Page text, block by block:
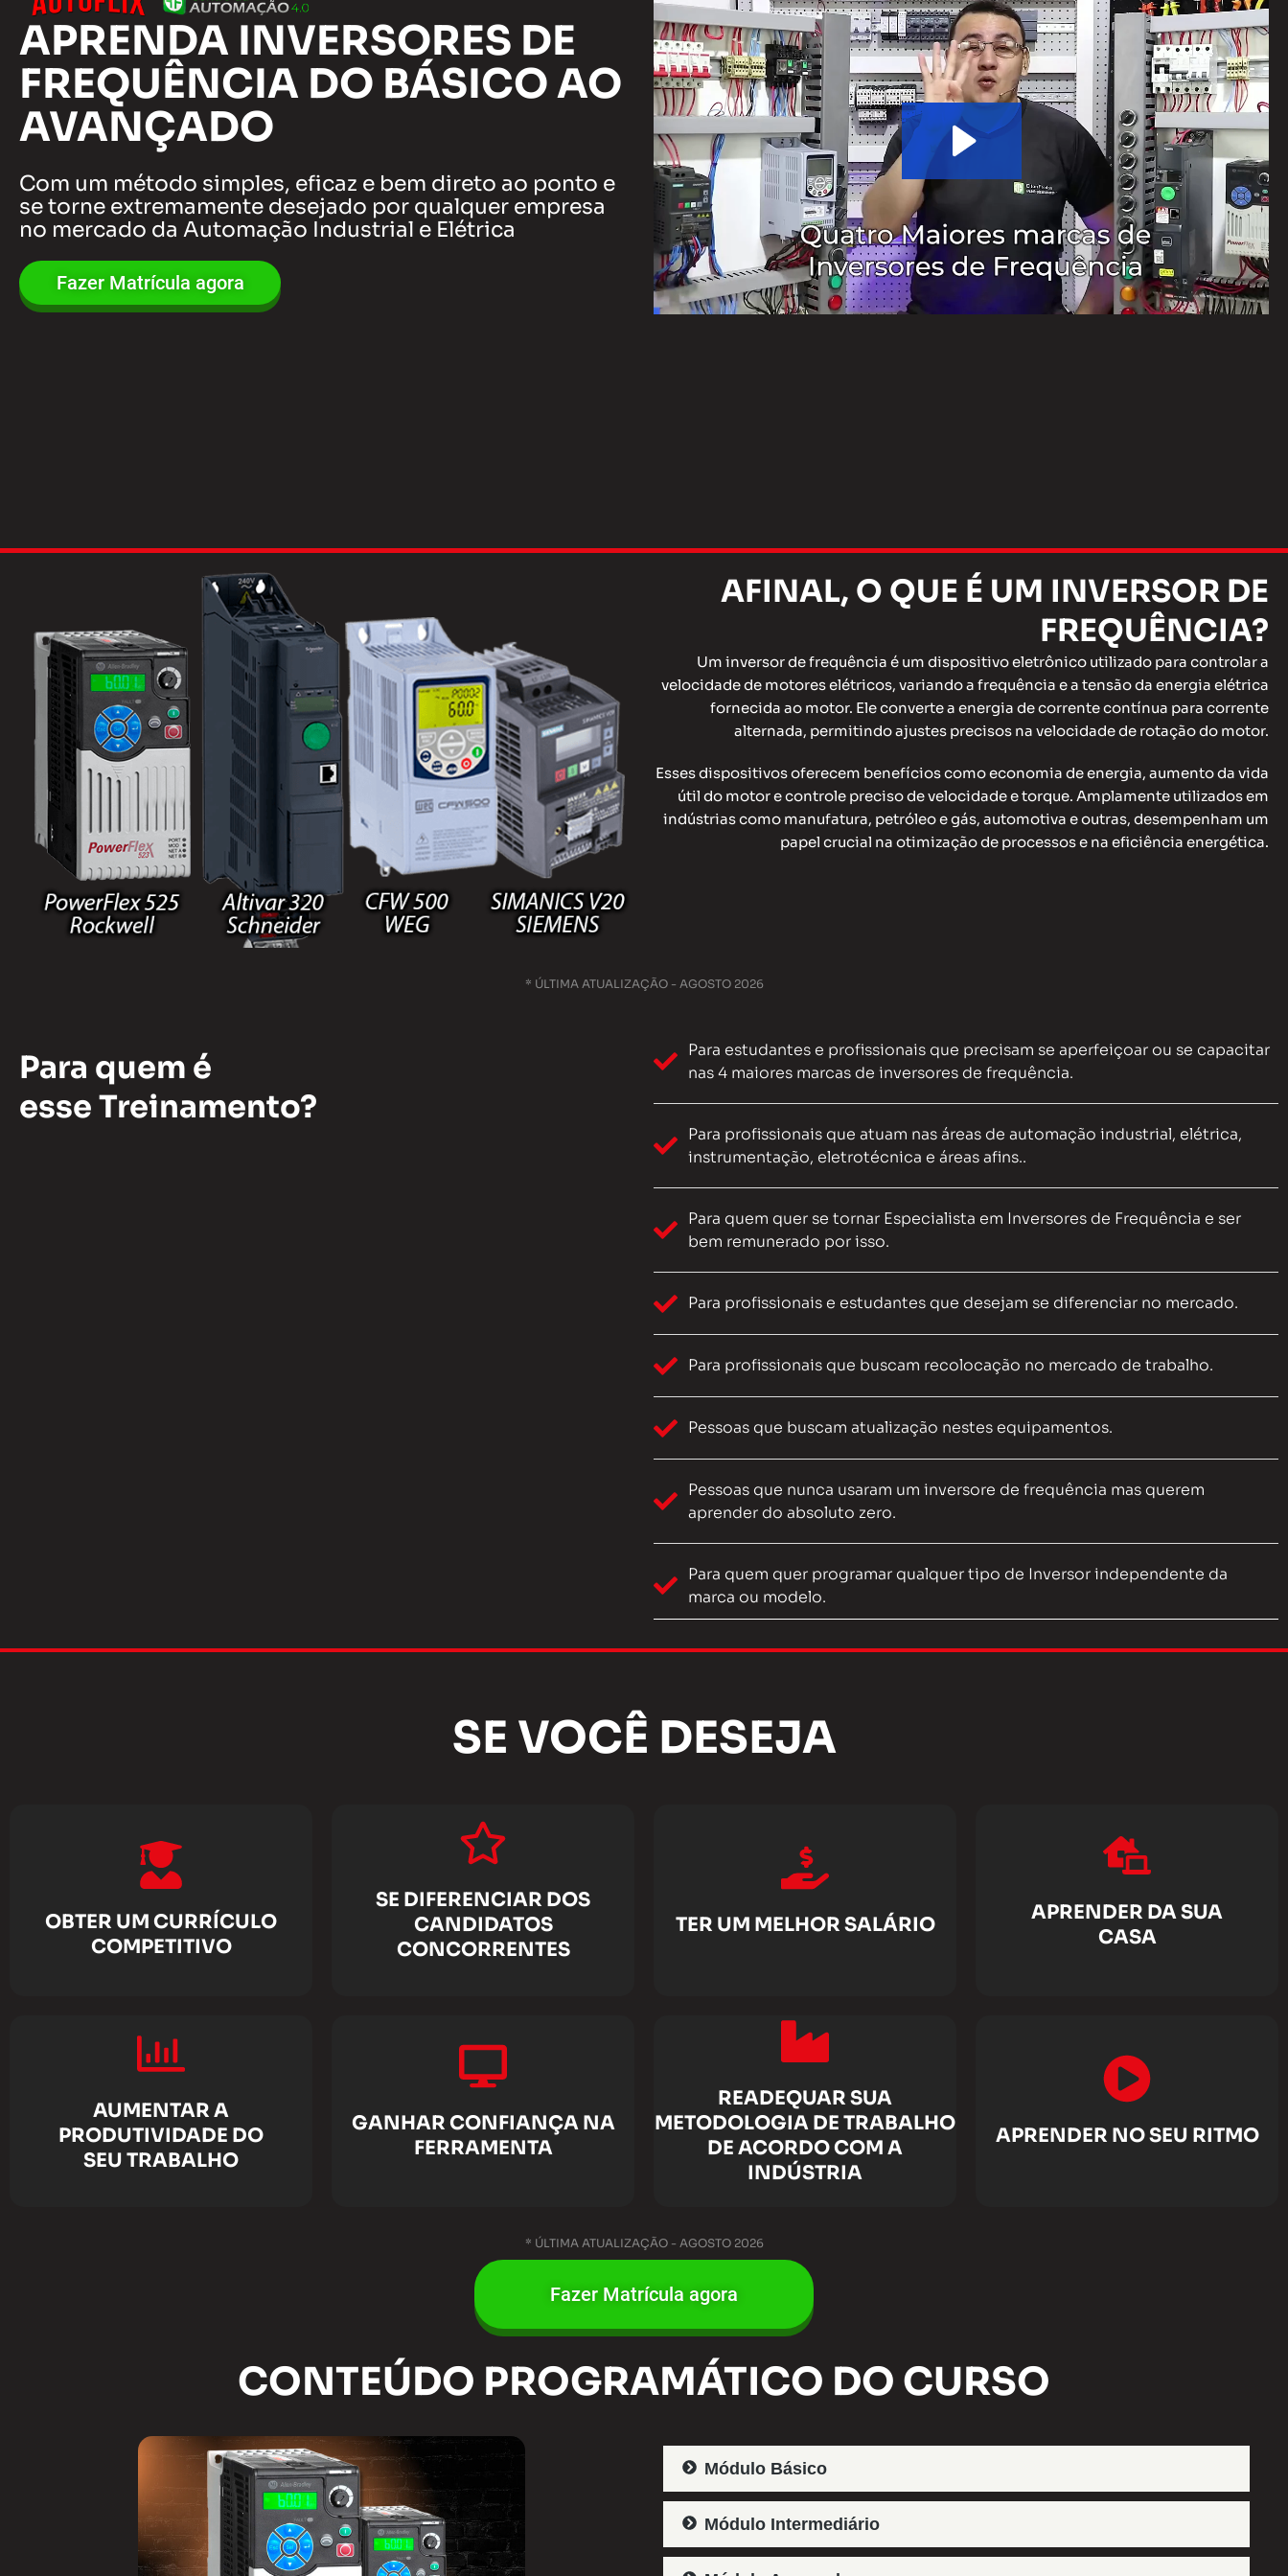
APRENDA INVERSORES DE
FREQUÊNCIA DO BÁSICO AO
AVANÇADO
Com um método simples, eficaz e bem direto ao ponto e
se torne extremamente desejado por qualquer empresa
no mercado da Automação Industrial e Elétrica
Fazer Matrícula agora
AFINAL, O QUE É UM INVERSOR DE
FREQUÊNCIA?
Um inversor de frequência é um dispositivo eletrônico utilizado para controlar a
velocidade de motores elétricos, variando a frequência e a tensão da energia elétrica
fornecida ao motor. Ele converte a energia de corrente contínua para corrente
alternada, permitindo ajustes precisos na velocidade de rotação do motor.
Esses dispositivos oferecem benefícios como economia de energia, aumento da vida
útil do motor e controle preciso de velocidade e torque. Amplamente utilizados em
indústrias como manufatura, petróleo e gás, automotiva e outras, desempenham um
papel crucial na otimização de processos e na eficiência energética.
* ÚLTIMA ATUALIZAÇÃO - AGOSTO 2026
Para quem é
esse Treinamento?
Para estudantes e profissionais que precisam se aperfeiçoar ou se capacitar
nas 4 maiores marcas de inversores de frequência.
Para profissionais que atuam nas áreas de automação industrial, elétrica,
instrumentação, eletrotécnica e áreas afins..
Para quem quer se tornar Especialista em Inversores de Frequência e ser
bem remunerado por isso.
Para profissionais e estudantes que desejam se diferenciar no mercado.
Para profissionais que buscam recolocação no mercado de trabalho.
Pessoas que buscam atualização nestes equipamentos.
Pessoas que nunca usaram um inversore de frequência mas querem
aprender do absoluto zero.
Para quem quer programar qualquer tipo de Inversor independente da
marca ou modelo.
SE VOCÊ DESEJA
OBTER UM CURRÍCULO
COMPETITIVO
SE DIFERENCIAR DOS
CANDIDATOS
CONCORRENTES
TER UM MELHOR SALÁRIO
APRENDER DA SUA
CASA
AUMENTAR A
PRODUTIVIDADE DO
SEU TRABALHO
GANHAR CONFIANÇA NA
FERRAMENTA
READEQUAR SUA
METODOLOGIA DE TRABALHO
DE ACORDO COM A
INDÚSTRIA
APRENDER NO SEU RITMO
* ÚLTIMA ATUALIZAÇÃO - AGOSTO 2026
Fazer Matrícula agora
CONTEÚDO PROGRAMÁTICO DO CURSO
Módulo Básico​
Módulo Intermediário​